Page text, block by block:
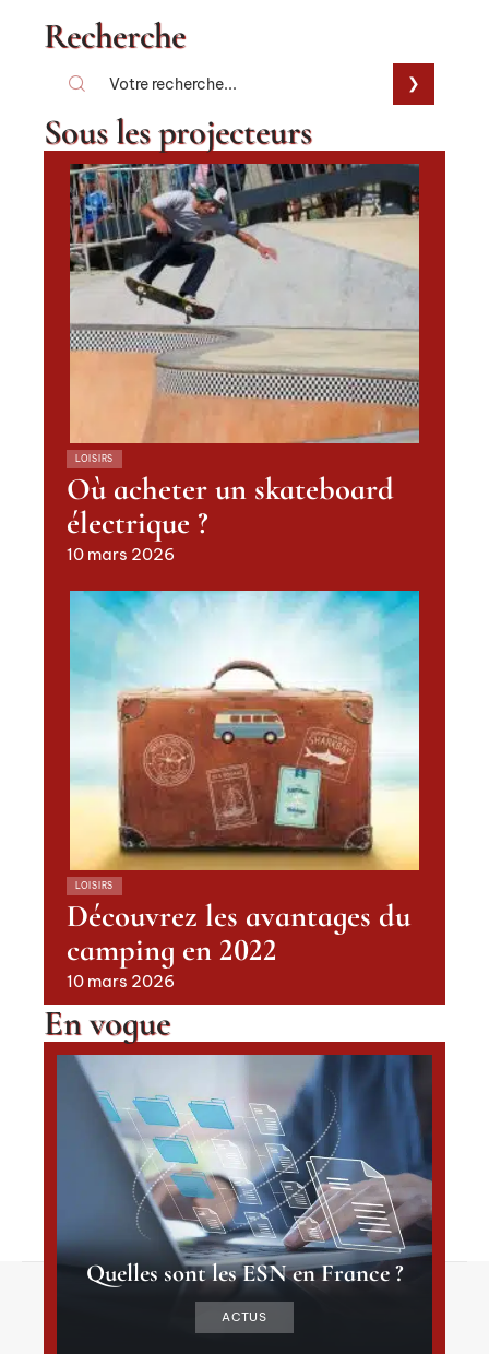
Recherche
Sous les projecteurs
LOISIRS
Où acheter un skateboard
électrique ?
10 mars 2026
LOISIRS
Découvrez les avantages du
camping en 2022
10 mars 2026
En vogue
Quelles sont les ESN en France ?
ACTUS
© 2025 | autour2moi.fr
Contact Mentions Légales